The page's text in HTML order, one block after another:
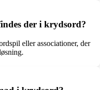
der i krydsord?
eller associationer, der